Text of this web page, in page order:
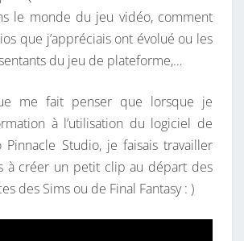
le monde du jeu vidéo, comment
que j’appréciais ont évolué ou les
du jeu de plateforme,…
me fait penser que lorsque je
à l’utilisation du logiciel de
Pinnacle Studio, je faisais travailler
à créer un petit clip au départ des
des Sims ou de Final Fantasy : )